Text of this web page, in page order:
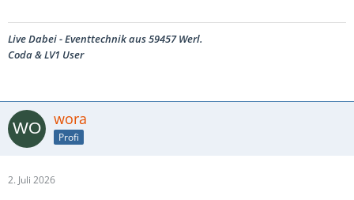
Live Dabei - Eventtechnik aus 59457 Werl.
Coda & LV1 User
wora
Profi
2. Juli 2026